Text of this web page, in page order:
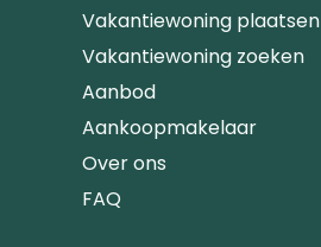
Vakantiewoning plaatsen
Vakantiewoning zoeken
Aanbod
Aankoopmakelaar
Over ons
FAQ